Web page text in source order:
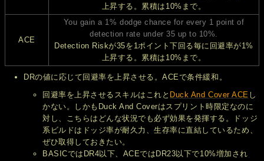
上昇する。累積は10%まで。
ACE
You gain a 1% dodge chance for every 1 point of
detection rate under 35 up to 10%.
Detection Riskが35を1ポイント下回る毎に回避率が1%
上昇する。累積は10%まで。
DRの値に応じて回避率を上昇させる。ACEで条件緩和。
回避率を上昇させるスキルはこれと Duck And Cover ACE し
かない。しかもDuck And Coverはスプリント時限定なのに
対し、こちらはどんな状況でも必ず効果を発揮する。ドッジ
系ビルドはドッジ率が耐久力、生存率に直結しているため、
ぜひ取得しておきたい。
BASICではDR4以下、ACEではDR23以下で10%増加され